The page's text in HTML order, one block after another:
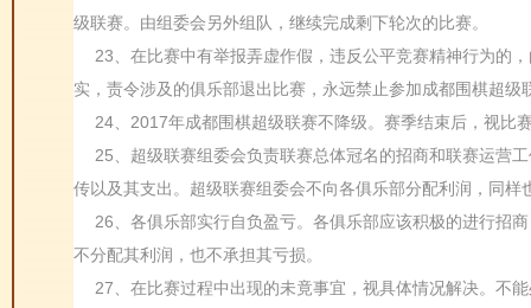
级联赛。由组委会另外组队，继续完成剩下轮次的比赛。
23、在比赛中有举报弄虚作假，违反公平竞赛精神行为的
实，责令涉及的俱乐部退出比赛，永远禁止参加成都围棋超级
24、2017年成都围棋超级联赛不降级。赛季结束后，视比
25、超级联赛组委会负责联赛总体冠名的招商和联赛运营
传以及其支出。超级联赛组委会不向各俱乐部分配利润，同样
26、各俱乐部实行自负盈亏。各俱乐部应该积极的进行招
不分配其利润，也不承担其亏损。
27、在比赛过程中出现的未竟事宜，视具体情况解决。不